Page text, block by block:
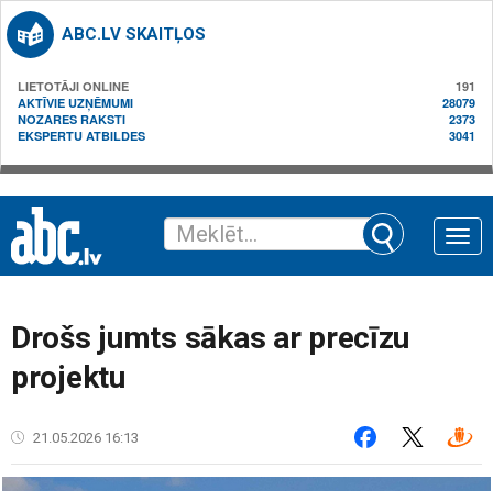
ABC.LV SKAITĻOS
LIETOTĀJI ONLINE
191
AKTĪVIE UZŅĒMUMI
28079
NOZARES RAKSTI
2373
EKSPERTU ATBILDES
3041
Toggle
Drošs jumts sākas ar precīzu
projektu
21.05.2026 16:13